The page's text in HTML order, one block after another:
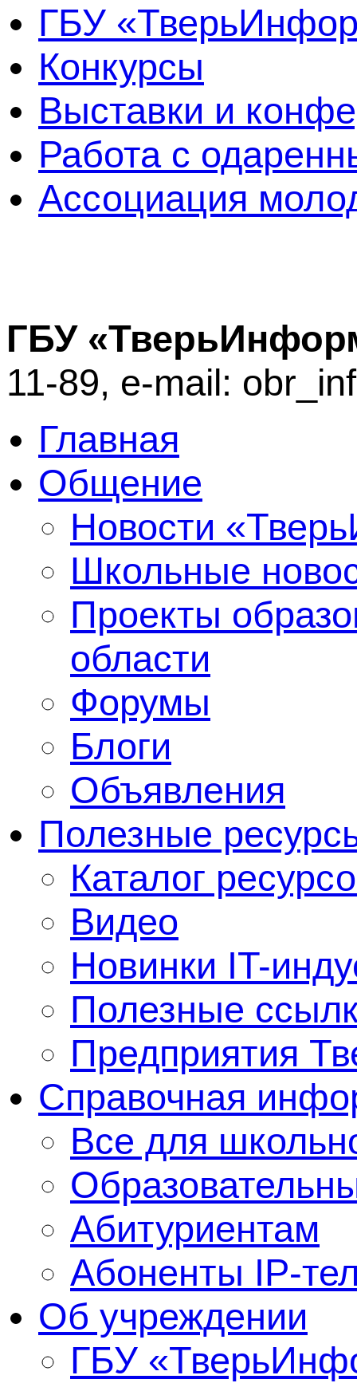
ГБУ
Конкурсы
Выставки и
Работа с
Ассоциация
ГБУ
11-89, e-mail:
Главная
Общение
Новости
Школьные
Проекты
области
Форумы
Блоги
Объявления
Полезные
Каталог
Видео
Новинки IT-
Полезные
Предприятия
Справочная
Все для
Абитуриентам
Абоненты IP-
Об учреждении
ГБУ